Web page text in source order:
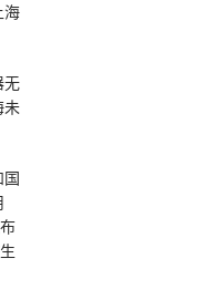
海
无
未